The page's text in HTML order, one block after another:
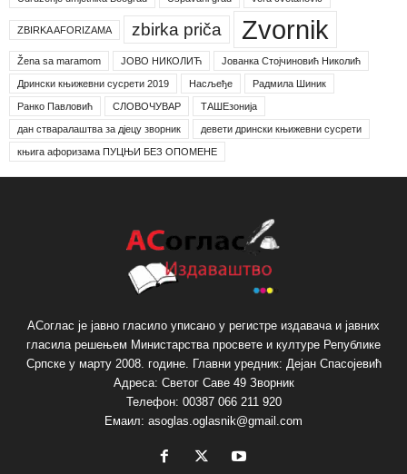
ZBIRKA AFORIZAMA zbirka priča Zvornik
Žena sa maramom ЈОВО НИКОЛИЋ Јованка Стојчиновић Николић
Дрински књижевни сусрети 2019 Насљеђе Радмила Шиник
Ранко Павловић СЛОВОЧУВАР ТАШЕзонија
дан стваралаштва за дјецу зворник девети дрински књижевни сусрети
књига афоризама ПУЦЊИ БЕЗ ОПОМЕНЕ
АСоглас је јавно гласило уписано у регистре издавача и јавних
гласила решењем Министарства просвете и културе Републике
Српске у марту 2008. године. Главни уредник: Дејан Спасојевић
Адреса: Светог Саве 49 Зворник
Телефон: 00387 066 211 920
Емаил: asoglas.oglasnik@gmail.com